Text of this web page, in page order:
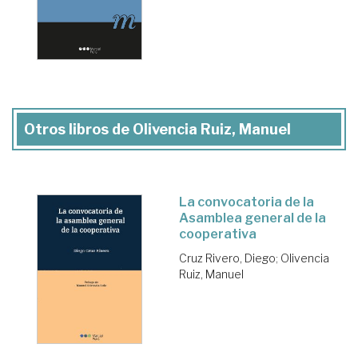
Otros libros de Olivencia Ruiz, Manuel
La convocatoria de la
Asamblea general de la
cooperativa
Cruz Rivero, Diego; Olivencia
Ruiz, Manuel